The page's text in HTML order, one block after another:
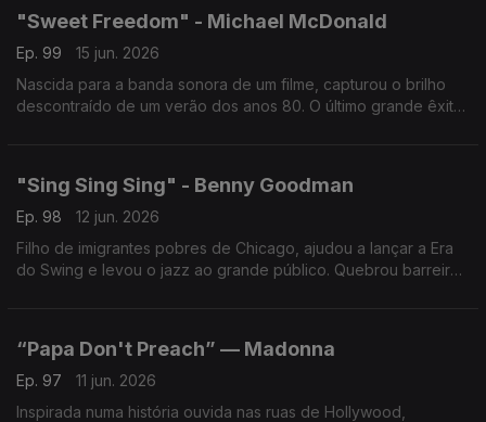
"Sweet Freedom" - Michael McDonald
Ep. 99
15 jun. 2026
Nascida para a banda sonora de um filme, capturou o brilho
descontraído de um verão dos anos 80. O último grande êxito
"Sing Sing Sing" - Benny Goodman
Ep. 98
12 jun. 2026
Filho de imigrantes pobres de Chicago, ajudou a lançar a Era
do Swing e levou o jazz ao grande público. Quebrou barreiras
“Papa Don't Preach” — Madonna
Ep. 97
11 jun. 2026
Inspirada numa história ouvida nas ruas de Hollywood,